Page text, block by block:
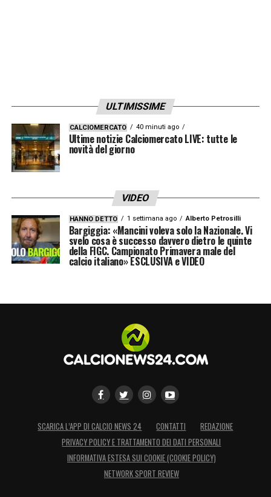
ULTIMISSIME
CALCIOMERCATO 40 minuti ago
Ultime notizie Calciomercato LIVE: tutte le
novità del giorno
VIDEO
HANNO DETTO 1 settimana ago Alberto Petrosilli
Bargiggia: «Mancini voleva solo la Nazionale. Vi
svelo cosa è successo davvero dietro le quinte
della FIGC. Campionato Primavera male del
calcio italiano» ESCLUSIVA e VIDEO
SCARICA L’APP DI CALCIO NEWS 24 CONTATTI
REDAZIONE
PRIVACY POLICY E TRATTAMENTO DEI DATI PERSONALI
INFORMATIVA ESTESA SUI COOKIE (COOKIE POLICY)
NETWORK SPORT REVIEW